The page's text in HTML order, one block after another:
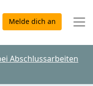
Melde dich an
Abschlussarbeiten